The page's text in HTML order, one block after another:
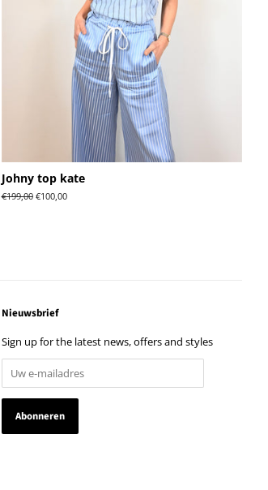
Johny top kate
Normale
€199,00 Aanbiedingsprijs
€100,00
Nieuwsbrief
Sign up for the latest news, offers and styles